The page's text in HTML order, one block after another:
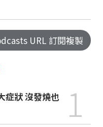
URL 訂閱複製
1